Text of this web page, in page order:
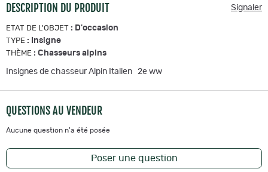
DESCRIPTION DU PRODUIT Signaler
ETAT DE L'OBJET : D'occasion
TYPE : Insigne
THÈME : Chasseurs alpins
Insignes de chasseur Alpin Italien 2e ww
QUESTIONS AU VENDEUR
Aucune question n'a été posée
Poser une question